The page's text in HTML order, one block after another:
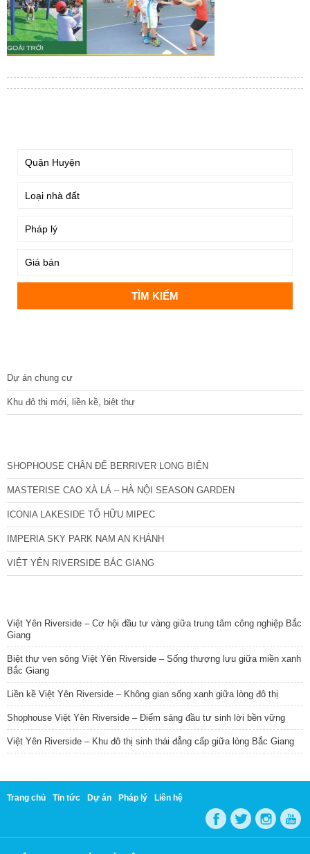
Dự án chung cư
Khu đô thị mới, liền kề, biệt thự
SHOPHOUSE CHÂN ĐẾ BERRIVER LONG BIÊN
MASTERISE CAO XÀ LÁ – HÀ NỘI SEASON GARDEN
ICONIA LAKESIDE TỐ HỮU MIPEC
IMPERIA SKY PARK NAM AN KHÁNH
VIỆT YÊN RIVERSIDE BẮC GIANG
Việt Yên Riverside – Cơ hội đầu tư vàng giữa trung tâm công nghiệp Bắc
Giang
Biệt thự ven sông Việt Yên Riverside – Sống thượng lưu giữa miền xanh
Bắc Giang
Liền kề Việt Yên Riverside – Không gian sống xanh giữa lòng đô thị
Shophouse Việt Yên Riverside – Điểm sáng đầu tư sinh lời bền vững
Việt Yên Riverside – Khu đô thị sinh thái đẳng cấp giữa lòng Bắc Giang
Trang chủ Tin tức Dự án Pháp lý Liên hệ